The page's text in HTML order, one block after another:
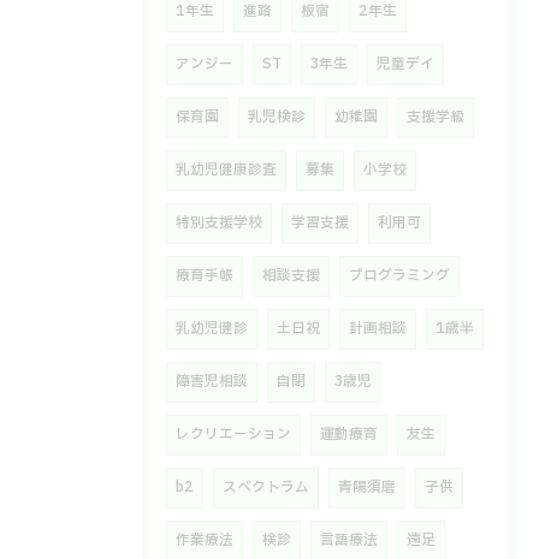
1年生 進路 板宿 2年生
アンジー ST 3年生 児童デイ
保育園 乳児検診 幼稚園 支援学級
乳幼児健康診査 募集 小学校
特別支援学校 学習支援 利用可
療育手帳 相談支援 プログラミング
乳幼児健診 土日祝 計画相談 1歳半
障害児相談 自閉 3歳児
レクリエーション 運動療育 友生
b2 スペクトラム 青陽須磨 子供
作業療法 検診 言語療法 遠足